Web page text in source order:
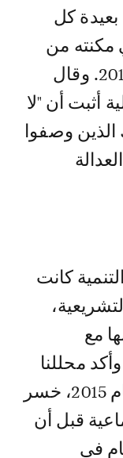
بعيدة كل
مكنته من
الفوز بالمركز الأول في عام 2016. وقال
أثبت أن "لا
وصفوا
كانت
مع
محللنا
قائلا: "يجب أن تتذكر أنه في عام 2015، خسر
قبل أن
في